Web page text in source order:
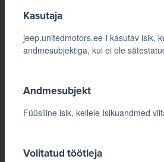
Kasutaja
jeep.unitedmotors.ee-i kasutav isik,
andmesubjektiga, kui ei ole
Andmesubjekt
Füüsiline isik, kellele Isikuandmed
Volitatud töötleja